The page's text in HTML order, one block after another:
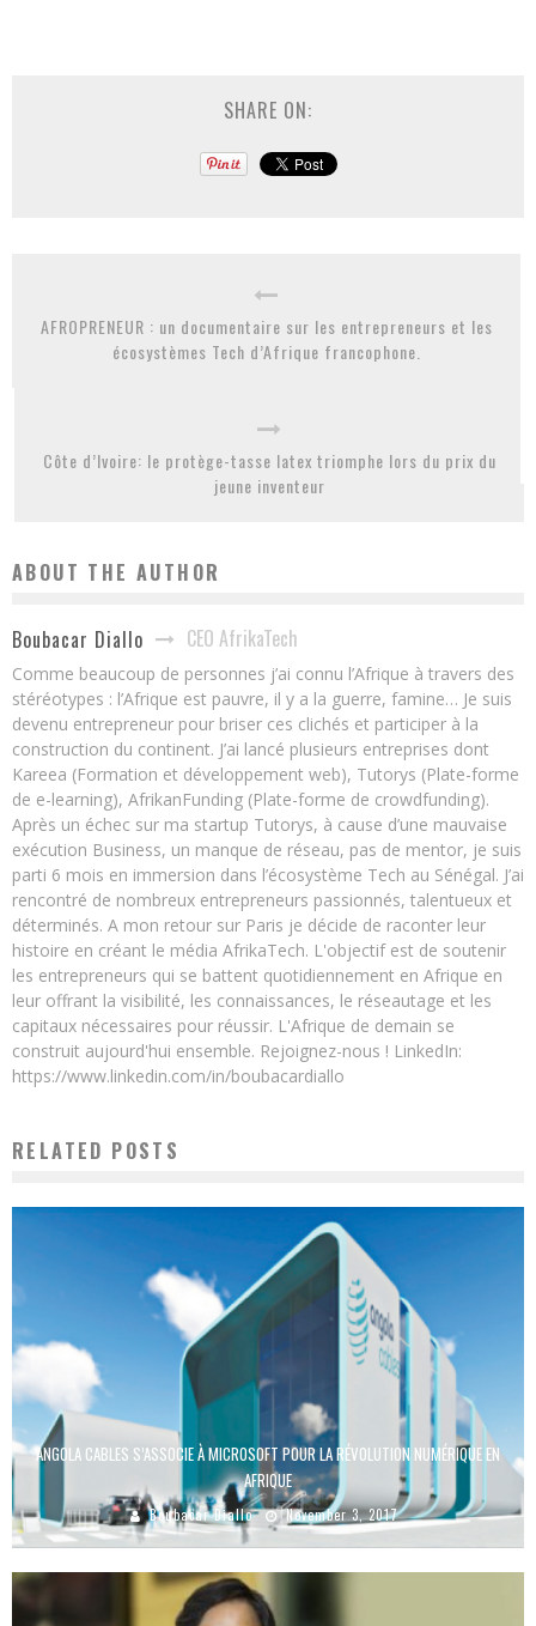
SHARE ON:
AFROPRENEUR : un documentaire sur les entrepreneurs et les
écosystèmes Tech d’Afrique francophone.
Côte d’Ivoire: le protège-tasse latex triomphe lors du prix du
jeune inventeur
ABOUT THE AUTHOR
Boubacar Diallo CEO AfrikaTech
Comme beaucoup de personnes j’ai connu l’Afrique à travers des
stéréotypes : l’Afrique est pauvre, il y a la guerre, famine… Je suis
devenu entrepreneur pour briser ces clichés et participer à la
construction du continent. J’ai lancé plusieurs entreprises dont
Kareea (Formation et développement web), Tutorys (Plate-forme
de e-learning), AfrikanFunding (Plate-forme de crowdfunding).
Après un échec sur ma startup Tutorys, à cause d’une mauvaise
exécution Business, un manque de réseau, pas de mentor, je suis
parti 6 mois en immersion dans l’écosystème Tech au Sénégal. J’ai
rencontré de nombreux entrepreneurs passionnés, talentueux et
déterminés. A mon retour sur Paris je décide de raconter leur
histoire en créant le média AfrikaTech. L'objectif est de soutenir
les entrepreneurs qui se battent quotidiennement en Afrique en
leur offrant la visibilité, les connaissances, le réseautage et les
capitaux nécessaires pour réussir. L'Afrique de demain se
construit aujourd'hui ensemble. Rejoignez-nous ! LinkedIn:
https://www.linkedin.com/in/boubacardiallo
RELATED POSTS
ANGOLA CABLES S’ASSOCIE À MICROSOFT POUR LA RÉVOLUTION NUMÉRIQUE EN
AFRIQUE
Boubacar Diallo November 3, 2017